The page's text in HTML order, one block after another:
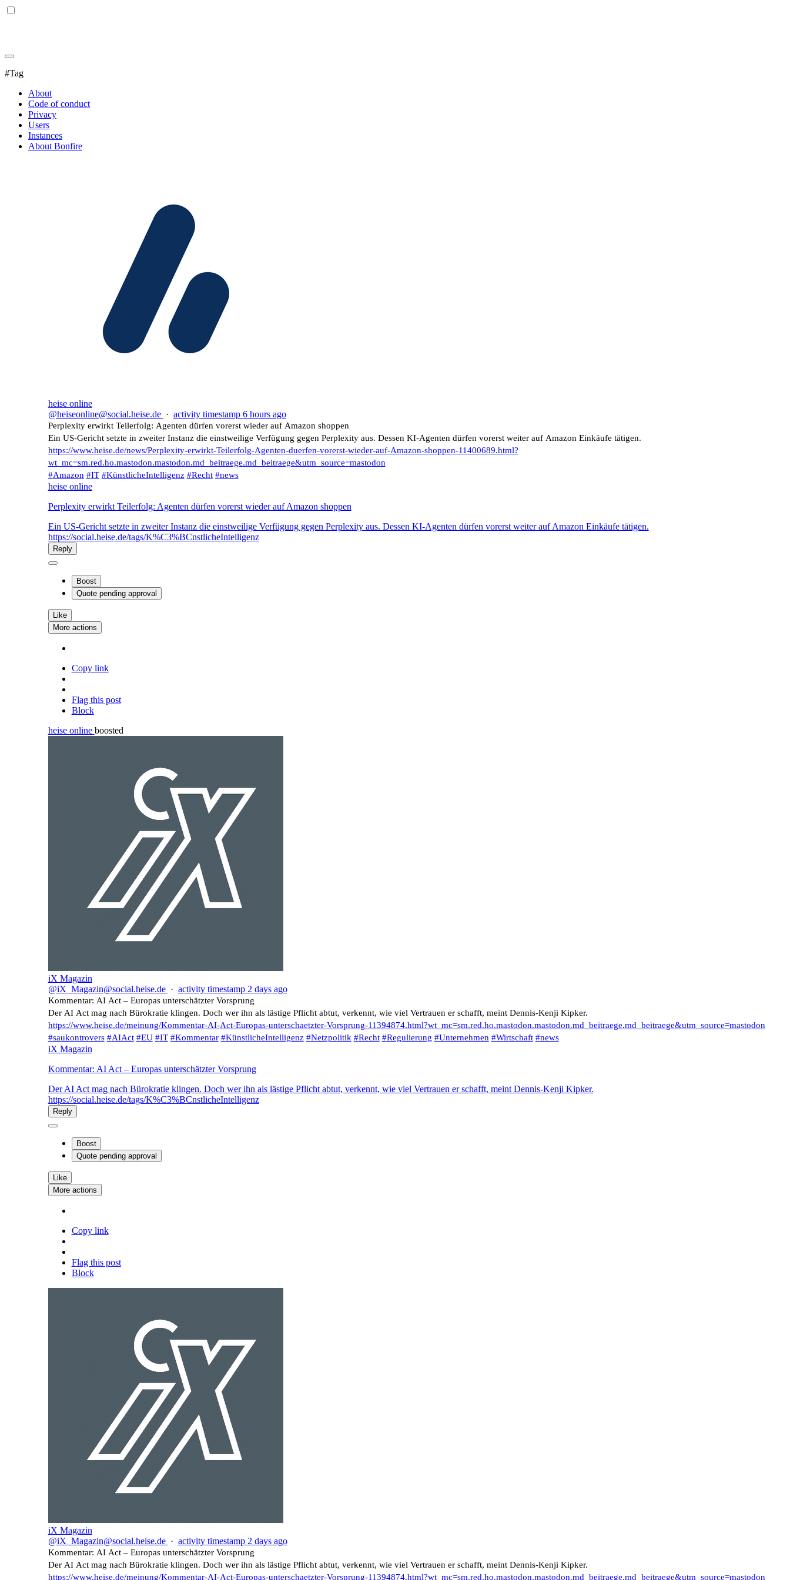
#Tag
About
Code of conduct
Privacy
Users
Instances
About Bonfire
heise online
@heiseonline@social.heise.de · activity timestamp 6 hours ago
Perplexity erwirkt Teilerfolg: Agenten dürfen vorerst wieder auf Amazon shoppen
Ein US-Gericht setzte in zweiter Instanz die einstweilige Verfügung gegen Perplexity aus. Dessen KI-Agenten dürfen vorerst weiter auf Amazon Einkäufe tätigen.
https://www.heise.de/news/Perplexity-erwirkt-Teilerfolg-Agenten-duerfen-vorerst-wieder-auf-Amazon-shoppen-11400689.html?
wt_mc=sm.red.ho.mastodon.mastodon.md_beitraege.md_beitraege&utm_source=mastodon
#Amazon #IT #KünstlicheIntelligenz #Recht #news
heise online
Perplexity erwirkt Teilerfolg: Agenten dürfen vorerst wieder auf Amazon shoppen
Ein US-Gericht setzte in zweiter Instanz die einstweilige Verfügung gegen Perplexity aus. Dessen KI-Agenten dürfen vorerst weiter auf Amazon Einkäufe tätigen.
https://social.heise.de/tags/K%C3%BCnstlicheIntelligenz
Reply
Boost
Quote pending approval
Like
More actions
Copy link
Flag this post
Block
heise online boosted
iX Magazin
@iX_Magazin@social.heise.de · activity timestamp 2 days ago
Kommentar: AI Act – Europas unterschätzter Vorsprung
Der AI Act mag nach Bürokratie klingen. Doch wer ihn als lästige Pflicht abtut, verkennt, wie viel Vertrauen er schafft, meint Dennis-Kenji Kipker.
https://www.heise.de/meinung/Kommentar-AI-Act-Europas-unterschaetzter-Vorsprung-11394874.html?wt_mc=sm.red.ho.mastodon.mastodon.md_beitraege.md_beitraege&utm_source=mastodon
#saukontrovers #AIAct #EU #IT #Kommentar #KünstlicheIntelligenz #Netzpolitik #Recht #Regulierung #Unternehmen #Wirtschaft #news
iX Magazin
Kommentar: AI Act – Europas unterschätzter Vorsprung
Der AI Act mag nach Bürokratie klingen. Doch wer ihn als lästige Pflicht abtut, verkennt, wie viel Vertrauen er schafft, meint Dennis-Kenji Kipker.
https://social.heise.de/tags/K%C3%BCnstlicheIntelligenz
Reply
Boost
Quote pending approval
Like
More actions
Copy link
Flag this post
Block
iX Magazin
@iX_Magazin@social.heise.de · activity timestamp 2 days ago
Kommentar: AI Act – Europas unterschätzter Vorsprung
Der AI Act mag nach Bürokratie klingen. Doch wer ihn als lästige Pflicht abtut, verkennt, wie viel Vertrauen er schafft, meint Dennis-Kenji Kipker.
https://www.heise.de/meinung/Kommentar-AI-Act-Europas-unterschaetzter-Vorsprung-11394874.html?wt_mc=sm.red.ho.mastodon.mastodon.md_beitraege.md_beitraege&utm_source=mastodon